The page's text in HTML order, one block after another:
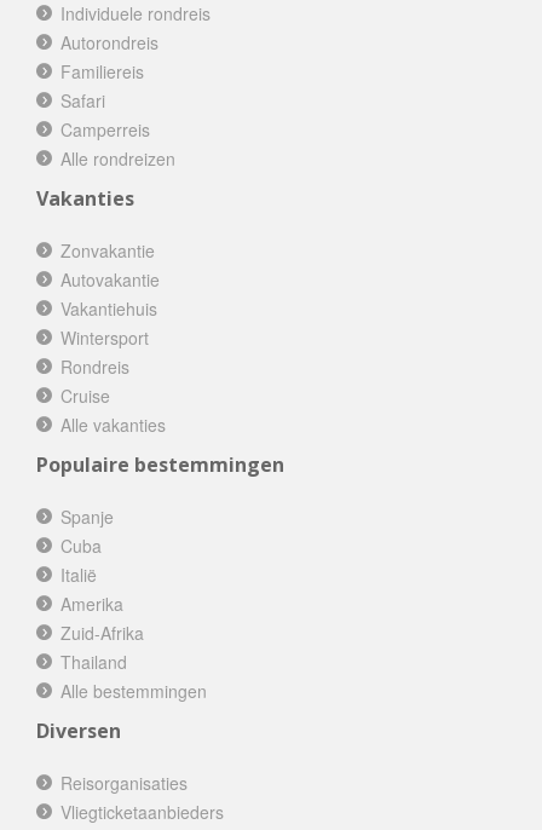
Individuele rondreis
Autorondreis
Familiereis
Safari
Camperreis
Alle rondreizen
Vakanties
Zonvakantie
Autovakantie
Vakantiehuis
Wintersport
Rondreis
Cruise
Alle vakanties
Populaire bestemmingen
Spanje
Cuba
Italië
Amerika
Zuid-Afrika
Thailand
Alle bestemmingen
Diversen
Reisorganisaties
Vliegticketaanbieders